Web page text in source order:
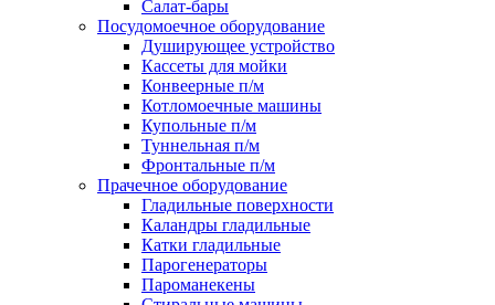
Салат-бары
Посудомоечное оборудование
Душирующее устройство
Кассеты для мойки
Конвеерные п/м
Котломоечные машины
Купольные п/м
Туннельная п/м
Фронтальные п/м
Прачечное оборудование
Гладильные поверхности
Каландры гладильные
Катки гладильные
Парогенераторы
Пароманекены